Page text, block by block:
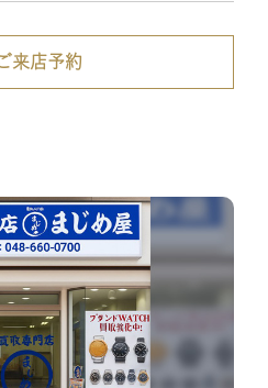
来店予約